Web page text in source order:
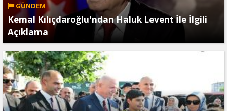
GÜNDEM
Kemal Kılıçdaroğlu'ndan Haluk Levent İle İlgili
Açıklama